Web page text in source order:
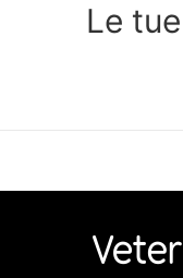
Le